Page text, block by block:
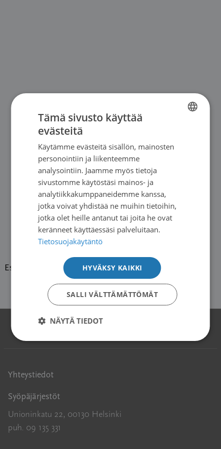
Esillä viestiketju 1 (1:stä)
Yhteystiedot
Syöpäjärjestöt
Unioninkatu 22, 00130 Helsinki
puh. 09 135 331
SWEDISH
Tämä sivusto käyttää
evästeitä
Käytämme evästeitä sisällön, mainosten
personointiin ja liikenteemme
analysointiin. Jaamme myös tietoja
sivustomme käytöstäsi mainos- ja
analytiikkakumppaneidemme kanssa,
jotka voivat yhdistää ne muihin tietoihin,
jotka olet heille antanut tai joita he ovat
keränneet käyttäessäsi palveluitaan.
Tietosuojakäytäntö
HYVÄKSY KAIKKI
SALLI VÄLTTÄMÄTTÖMÄT
NÄYTÄ TIEDOT